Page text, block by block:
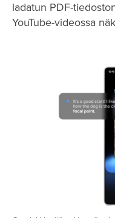
ladatun PDF-
YouTube-videossa